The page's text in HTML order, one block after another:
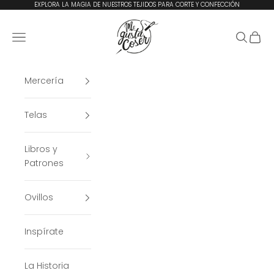
Ir al contenidoEXPLORA LA MAGIA DE NUESTROS TEJIDOS PARA CORTE Y CONFECCIÓN
Me Gusta Coser
Menú
Buscar
Cesta
Mercería
Telas
Libros y
Patrones
Ovillos
Inspírate
La Historia